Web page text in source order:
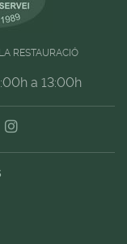
RESTAURACIÓ
a 13:00h